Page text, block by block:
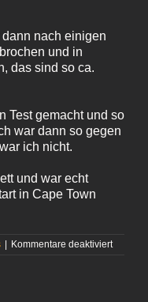
nach einigen
und in
das sind so ca.
Test gemacht und so
war dann so gegen
ich nicht.
und war echt
in Cape Town
| Kommentare deaktiviertfür